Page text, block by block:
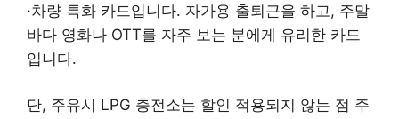
·차량 특화 카드입니다. 자가용 출퇴근을 하고, 주말
바다 영화나 OTT를 자주 보는 분에게 유리한 카드
입니다.
단, 주유시 LPG 충전소는 할인 적용되지 않는 점 주